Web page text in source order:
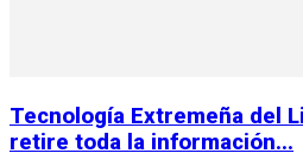
Tecnología Extremeña del
retire toda la información...